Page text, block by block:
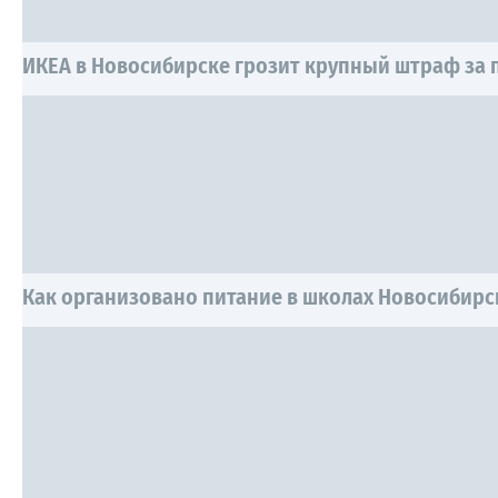
ИКЕА в Новосибирске грозит крупный штраф за
Как организовано питание в школах